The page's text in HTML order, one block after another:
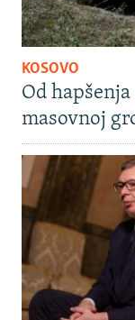
KOSOVO
Od
masovnoj